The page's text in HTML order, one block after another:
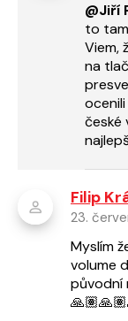
@Jiří
to
Viem,
na
české
Filip
23.
Myslím
volume
původní